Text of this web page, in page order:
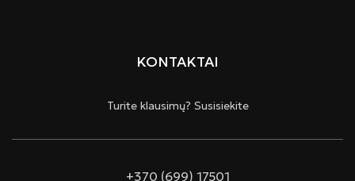
KONTAKTAI
Turite klausimų? Susisiekite
+370 (699) 17501